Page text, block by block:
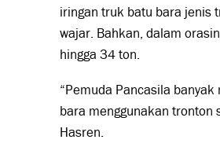
iringan truk batu bara jenis
wajar. Bahkan, dalam
hingga 34 ton.
“Pemuda Pancasila
bara menggunakan tronton
Hasren.